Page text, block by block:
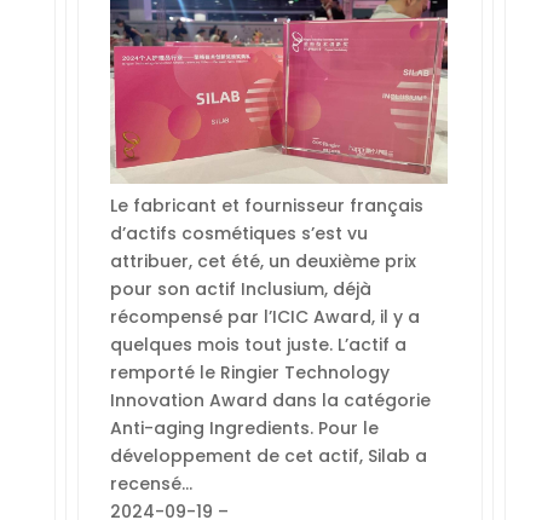
Le fabricant et fournisseur français
d’actifs cosmétiques s’est vu
attribuer, cet été, un deuxième prix
pour son actif Inclusium, déjà
récompensé par l’ICIC Award, il y a
quelques mois tout juste. L’actif a
remporté le Ringier Technology
Innovation Award dans la catégorie
Anti-aging Ingredients. Pour le
développement de cet actif, Silab a
recensé…
2024-09-19 –